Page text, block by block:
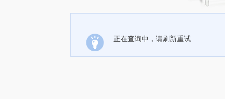
正在查询中，请刷新重试